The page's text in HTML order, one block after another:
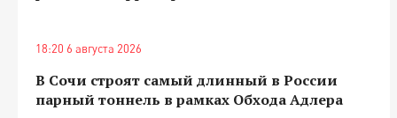
18:20 6 августа 2026
В Сочи строят самый длинный в России
парный тоннель в рамках Обхода Адлера